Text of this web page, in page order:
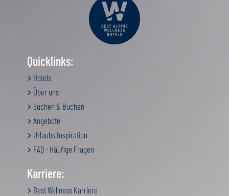
Quicklinks:
Hotels
Über uns
Suchen & Buchen
Angebote
Urlaubs Inspiration
FAQ - Häufige Fragen
Karriere:
Best Wellness Karriere